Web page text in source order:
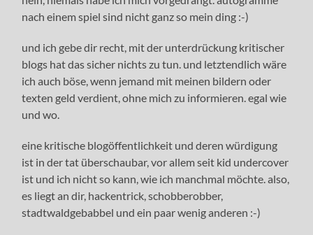
nach einem spiel sind nicht ganz so mein ding :-)
und ich gebe dir recht, mit der unterdrückung kritischer
blogs hat das sicher nichts zu tun. und letztendlich wäre
ich auch böse, wenn jemand mit meinen bildern oder
texten geld verdient, ohne mich zu informieren. egal wie
und wo.
eine kritische blogöffentlichkeit und deren würdigung
ist in der tat überschaubar, vor allem seit kid undercover
ist und ich nicht so kann, wie ich manchmal möchte. also,
es liegt an dir, hackentrick, schobberobber,
stadtwaldgebabbel und ein paar wenig anderen :-)